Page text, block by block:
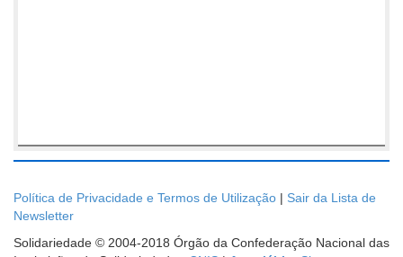
Política de Privacidade e Termos de Utilização | Sair da Lista de
Newsletter
Solidariedade © 2004-2018 Órgão da Confederação Nacional das